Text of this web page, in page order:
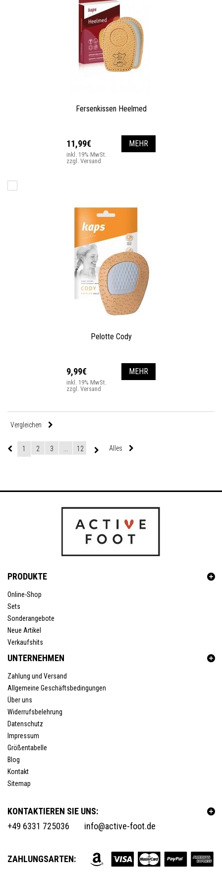
Fersenkissen Heelmed
11,99€
inkl. 19% MwSt.
zzgl. Versand
MEHR
Pelotte Cody
9,99€
inkl. 19% MwSt.
zzgl. Versand
MEHR
Vergleichen
Alles
1 2 3 12
PRODUKTE
Online-Shop
Sets
Sonderangebote
Neue Artikel
Verkaufshits
UNTERNEHMEN
Zahlung und Versand
Allgemeine Geschäftsbedingungen
Über uns
Widerrufsbelehrung
Datenschutz
Impressum
Größentabelle
Blog
Kontakt
Sitemap
KONTAKTIEREN SIE UNS:
+49 6331 725036
info@active-foot.de
ZAHLUNGSARTEN: